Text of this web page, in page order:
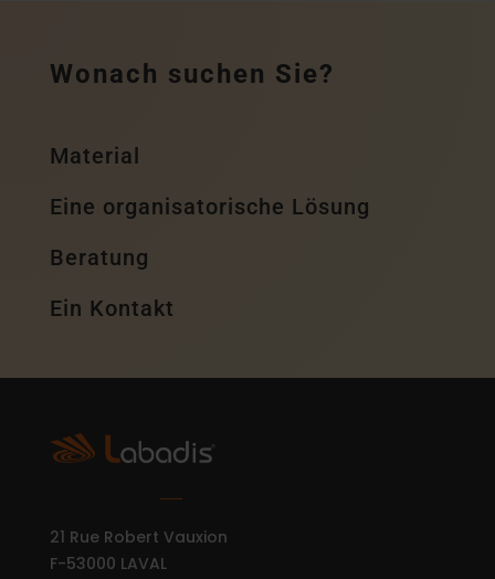
Wonach suchen Sie?
Material
Eine organisatorische Lösung
Beratung
Ein Kontakt
21 Rue Robert Vauxion
F-53000 LAVAL